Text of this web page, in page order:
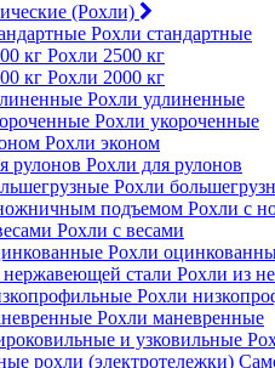
(Рохли)
Рохли стандартные
Рохли 2500 кг
Рохли 2000 кг
Рохли удлиненные
Рохли укороченные
Рохли эконом
Рохли для рулонов
Рохли
Рохли с
Рохли с весами
Рохли
Рохли из
Рохли
Рохли маневренные